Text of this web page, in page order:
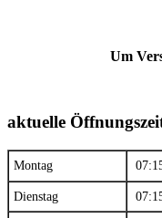
Um
aktuelle
Montag
Dienstag